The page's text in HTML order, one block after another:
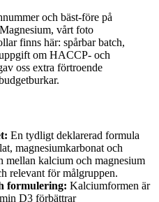
finns här: spårbar batch,
om HACCP- och
oss extra förtroende
En tydligt deklarerad formula
magnesiumkarbonat och
mellan kalcium och magnesium
relevant för målgruppen.
formulering: Kalciumformen är
D3 förbättrar